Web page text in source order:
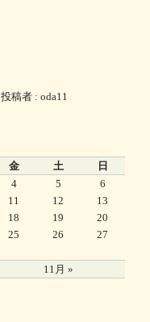
投稿者 : oda11
金 土 日
11月 »
4 5
6
11 12
13
18 19
20
25 26
27